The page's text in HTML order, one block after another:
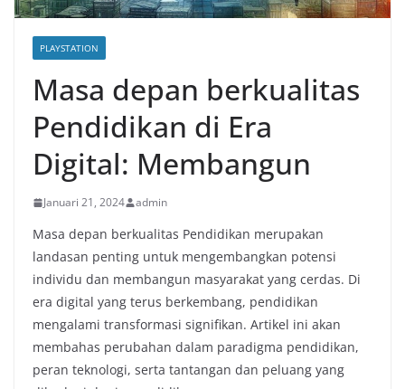
PLAYSTATION
Masa depan berkualitas
Pendidikan di Era
Digital: Membangun
Januari 21, 2024 admin
Masa depan berkualitas Pendidikan merupakan
landasan penting untuk mengembangkan potensi
individu dan membangun masyarakat yang cerdas. Di
era digital yang terus berkembang, pendidikan
mengalami transformasi signifikan. Artikel ini akan
membahas perubahan dalam paradigma pendidikan,
peran teknologi, serta tantangan dan peluang yang